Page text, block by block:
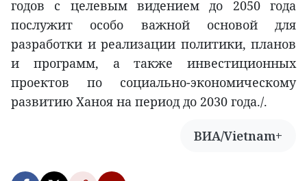
годов с целевым видением до 2050 года
послужит особо важной основой для
разработки и реализации политики, планов
и программ, а также инвестиционных
проектов по социально-экономическому
развитию Ханоя на период до 2030 года./.
ВИА/Vietnam+